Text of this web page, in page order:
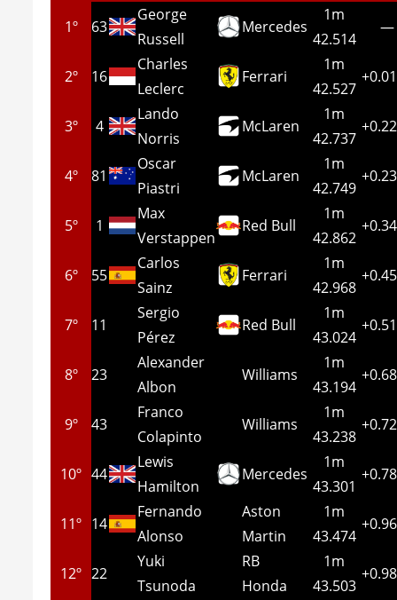
1º
63
George
Russell
Mercedes
1m
42.514
—
2º 16
Charles
Leclerc
Ferrari
1m
42.527
3º 4
Lando
Norris
McLaren
1m
42.737
4º 81
Oscar
Piastri
McLaren
1m
42.749
5º 1
Max
Verstappen
Red Bull
1m
42.862
6º 55
Carlos
Sainz
Ferrari
1m
42.968
7º 11
Sergio
Pérez
Red Bull
1m
43.024
8º 23
Alexander
Albon
Williams
1m
43.194
9º 43
Franco
Colapinto
Williams
1m
43.238
10º 44
Lewis
Hamilton
Mercedes
1m
43.301
11º 14
Fernando
Alonso
Aston
Martin
1m
43.474
12º 22
Yuki
Tsunoda
RB
Honda
1m
43.503